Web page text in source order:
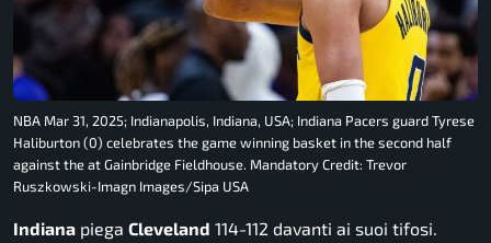
NBA Mar 31, 2025; Indianapolis, Indiana, USA; Indiana Pacers guard Tyrese
Haliburton (0) celebrates the game winning basket in the second half
against the at Gainbridge Fieldhouse. Mandatory Credit: Trevor
Ruszkowski-Imagn Images/Sipa USA
Indiana piega Cleveland 114-112 davanti ai suoi tifosi.